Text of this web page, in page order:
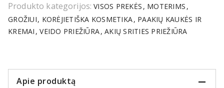
Produkto kategorijos: VISOS PREKĖS MOTERIMS
GROŽIUI KORĖJIETIŠKA KOSMETIKA PAAKIŲ KAUKĖS IR
KREMAI VEIDO PRIEŽIŪRA AKIŲ SRITIES PRIEŽIŪRA
Apie produktą